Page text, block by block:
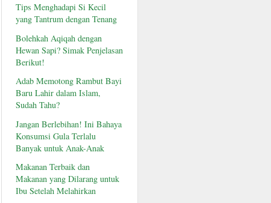
Tips Menghadapi Si Kecil
yang Tantrum dengan Tenang
Bolehkah Aqiqah dengan
Hewan Sapi? Simak Penjelasan
Berikut!
Adab Memotong Rambut Bayi
Baru Lahir dalam Islam,
Sudah Tahu?
Jangan Berlebihan! Ini Bahaya
Konsumsi Gula Terlalu
Banyak untuk Anak-Anak
Makanan Terbaik dan
Makanan yang Dilarang untuk
Ibu Setelah Melahirkan